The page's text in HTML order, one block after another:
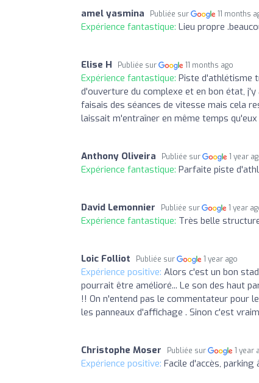
amel yasmina Publiée sur 11 months
Expérience fantastique: Lieu propre
Elise H Publiée sur 11 months ago
Expérience fantastique: Piste d'athlétisme
d'ouverture du complexe et en bon état,
faisais des séances de vitesse mais cela
laissait m'entraîner en même temps
Anthony Oliveira Publiée sur 1 year
Expérience fantastique: Parfaite piste
David Lemonnier Publiée sur 1 year
Expérience fantastique: Très belle
Loic Folliot Publiée sur 1 year ago
Expérience positive: Alors c'est un bon
pourrait être amélioré... Le son des haut
!! On n'entend pas le commentateur pour
les panneaux d'affichage . Sinon c'est
Christophe Moser Publiée sur 1 year
Expérience positive: Facile d'accès, parking